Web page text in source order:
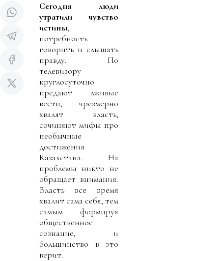
Сегодня люди
утратили чувство
истины,
потребность
говорить и слышать
правду. По
телевизору
круглосуточно
предают лживые
вести, чрезмерно
хвалят власть,
сочиняют мифы про
необычные
достижения
Казахстана. На
проб­лемы никто не
обращает внимания.
Власть все время
хвалит сама себя, тем
самым формируя
общественное
сознание, и
большинство в это
верит.